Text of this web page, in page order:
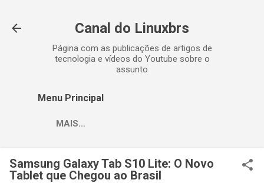
Canal do Linuxbrs
Página com as publicações de artigos de
tecnologia e vídeos do Youtube sobre o
assunto
Menu Principal
MAIS…
Samsung Galaxy Tab S10 Lite: O Novo
Tablet que Chegou ao Brasil